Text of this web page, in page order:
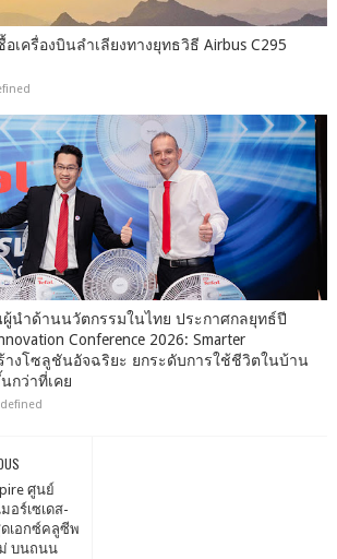
เครื่องบินลำเลียงทางยุทธวิธี Airbus C295
ผู้นำด้านนวัตกรรมในไทย ประกาศกลยุทธ์ปี
Conference 2026: Smarter
างโซลูชันอัจฉริยะ ยกระดับการใช้ชีวิตในบ้าน
กว่าที่เคย
ศูนย์
อร์เซเดส-
ดเอกซ์คลูซีพ
บนถนน